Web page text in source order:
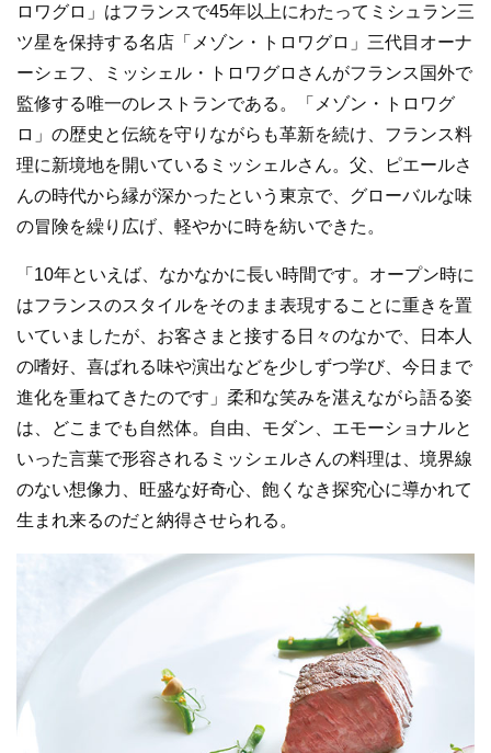
ロワグロ」はフランスで45年以上にわたってミシュラン三
ツ星を保持する名店「メゾン・トロワグロ」三代目オーナ
ーシェフ、ミッシェル・トロワグロさんがフランス国外で
監修する唯一のレストランである。「メゾン・トロワグ
ロ」の歴史と伝統を守りながらも革新を続け、フランス料
理に新境地を開いているミッシェルさん。父、ピエールさ
んの時代から縁が深かったという東京で、グローバルな味
の冒険を繰り広げ、軽やかに時を紡いできた。
「10年といえば、なかなかに長い時間です。オープン時に
はフランスのスタイルをそのまま表現することに重きを置
いていましたが、お客さまと接する日々のなかで、日本人
の嗜好、喜ばれる味や演出などを少しずつ学び、今日まで
進化を重ねてきたのです」柔和な笑みを湛えながら語る姿
は、どこまでも自然体。自由、モダン、エモーショナルと
いった言葉で形容されるミッシェルさんの料理は、境界線
のない想像力、旺盛な好奇心、飽くなき探究心に導かれて
生まれ来るのだと納得させられる。